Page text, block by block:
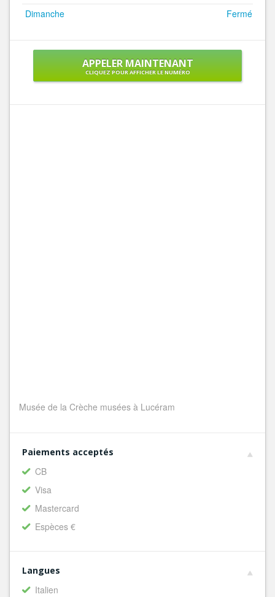
Dimanche
Fermé
APPELER MAINTENANT
CLIQUEZ POUR AFFICHER LE NUMÉRO
Musée de la Crèche musées à Lucéram
Paiements acceptés
CB
Visa
Mastercard
Espèces €
Langues
Italien